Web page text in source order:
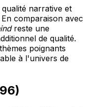
qualité narrative et
comparaison avec
reste une
de qualité.
poignants
à l'univers de